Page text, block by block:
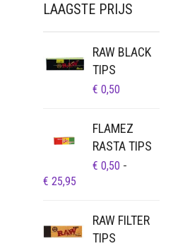
LAAGSTE PRIJS
RAW BLACK
TIPS
€ 0,50
FLAMEZ
RASTA TIPS
€ 0,50 -
€ 25,95
€ 25,95RAW FILTER
TIPS